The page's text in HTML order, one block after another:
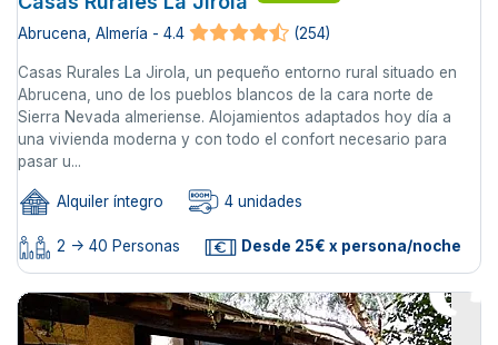
Abrucena, Almería - 4.4 (254)
Casas Rurales La Jirola, un pequeño entorno rural situado en
Abrucena, uno de los pueblos blancos de la cara norte de
Sierra Nevada almeriense. Alojamientos adaptados hoy día a
una vivienda moderna y con todo el confort necesario para
pasar u...
Alquiler íntegro 4 unidades
2 -> 40 Personas Desde 25€ x persona/noche